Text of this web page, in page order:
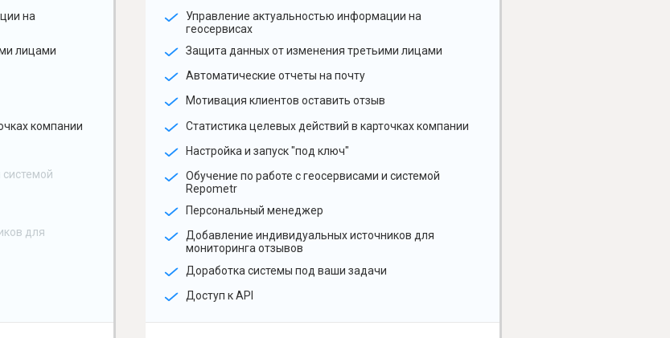
на
лицами
компании
системой
для
Управление актуальностью информации на
геосервисах
Защита данных от изменения третьими лицами
Автоматические отчеты на почту
Мотивация клиентов оставить отзыв
Статистика целевых действий в карточках компании
Настройка и запуск "под ключ"
Обучение по работе с геосервисами и системой
Repometr
Персональный менеджер
Добавление индивидуальных источников для
мониторинга отзывов
Доработка системы под ваши задачи
Доступ к API